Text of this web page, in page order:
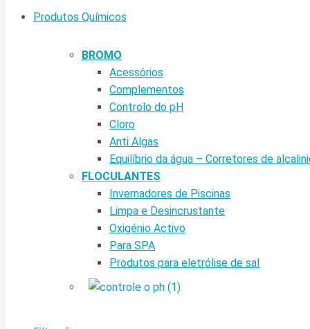
Produtos Químicos
BROMO
Acessórios
Complementos
Controlo do pH
Cloro
Anti Algas
Equilíbrio da água – Corretores de
FLOCULANTES
Invernadores de Piscinas
Limpa e Desincrustante
Oxigénio Activo
Para SPA
Produtos para eletrólise de sal